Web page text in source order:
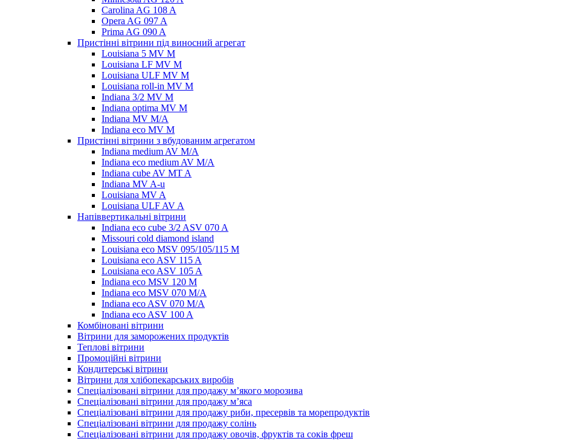
Carolina AG 108 A
Opera AG 097 A
Prima AG 090 A
Пристінні вітрини під виносний агрегат
Louisiana 5 MV M
Louisiana LF MV M
Louisiana ULF MV M
Louisiana roll-in MV M
Indiana 3/2 MV M
Indiana optima MV M
Indiana MV M/A
Indiana eco MV M
Пристінні вітрини з вбудованим агрегатом
Indiana medium AV M/A
Indiana eco medium AV M/A
Indiana cube AV MT A
Indiana MV A-u
Louisiana MV A
Louisiana ULF AV A
Напіввертикальні вітрини
Indiana eco cube 3/2 ASV 070 A
Missouri cold diamond island
Louisiana eco MSV 095/105/115 M
Louisiana eco ASV 115 A
Louisiana eco ASV 105 A
Indiana eco MSV 120 M
Indiana eco MSV 070 M/A
Indiana eco ASV 070 M/A
Indiana eco ASV 100 A
Комбіновані вітрини
Вітрини для заморожених продуктів
Теплові вітрини
Промоційні вітрини
Кондитерські вітрини
Вітрини для хлібопекарських виробів
Спеціалізовані вітрини для продажу м’якого морозива
Спеціалізовані вітрини для продажу м’яса
Спеціалізовані вітрини для продажу риби, пресервів та морепродуктів
Спеціалізовані вітрини для продажу солінь
Спеціалізовані вітрини для продажу овочів, фруктів та соків фреш